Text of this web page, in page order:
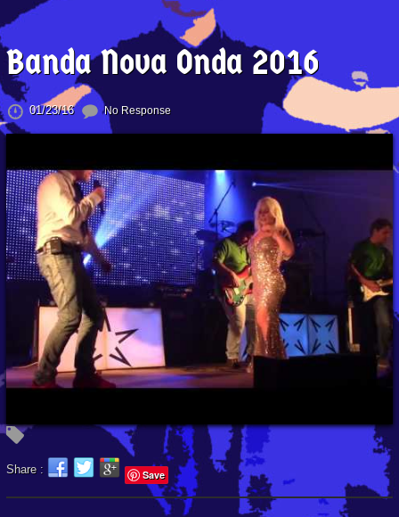
Banda Nova Onda 2016
01/23/16 No Response
Share : Save